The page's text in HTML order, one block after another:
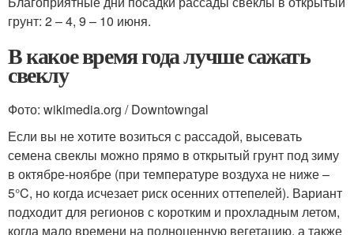
грунт: 2 – 4, 9 – 10 июня.
В какое время года лучше сажать
свеклу
Фото: wikimedia.org / Downtowngal
Если вы не хотите возиться с рассадой, высевать
семена свеклы можно прямо в открытый грунт под зиму
в октябре-ноябре (при температуре воздуха не ниже –
5°C, но когда исчезает риск осенних оттепелей). Вариант
подходит для регионов с коротким и прохладным летом,
когда мало времени на полноценную вегетацию, а также